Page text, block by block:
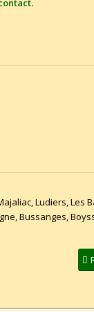
Ludiers, Les
Bussanges,